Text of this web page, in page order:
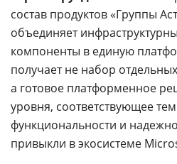
состав продуктов «Группы
объединяет
компоненты в единую
получает не набор
а готовое платформенное
уровня, соответствующее
функциональности и
привыкли в экосистеме